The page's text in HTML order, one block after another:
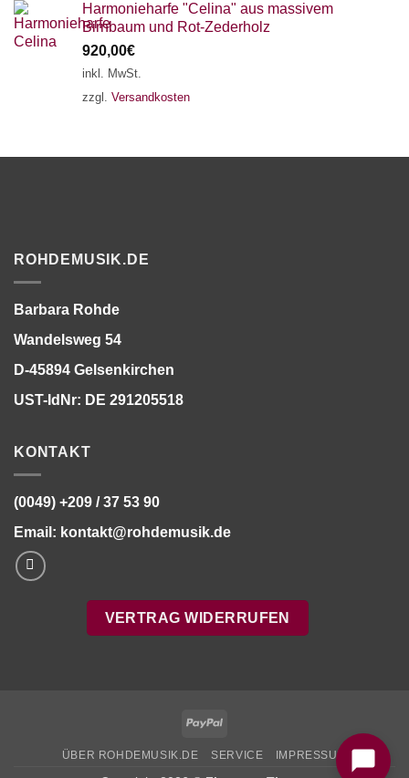
Harmonieharfe "Celina" aus massivem
Birnbaum und Rot-Zederholz
920,00€
inkl. MwSt.
zzgl. Versandkosten
ROHDEMUSIK.DE
Barbara Rohde
Wandelsweg 54
D-45894 Gelsenkirchen
UST-IdNr: DE 291205518
KONTAKT
(0049) +209 / 37 53 90
Email: kontakt@rohdemusik.de
VERTRAG WIDERRUFEN
PayPal
ÜBER ROHDEMUSIK.DE SERVICE IMPRESSUM